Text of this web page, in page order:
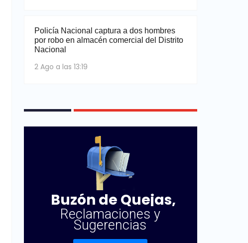
Policía Nacional captura a dos hombres
por robo en almacén comercial del Distrito
Nacional
2 Ago a las 13:19
Buzón de Quejas,
Reclamaciones y
Sugerencias